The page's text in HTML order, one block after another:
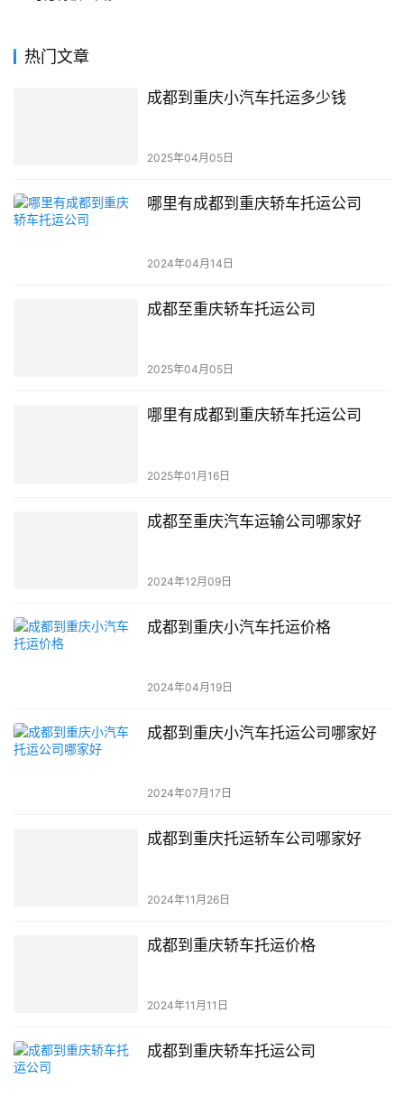
热门文章
成都到重庆小汽车托运多少钱
2025年04月05日
哪里有成都到重庆轿车托运公司
2024年04月14日
成都至重庆轿车托运公司
2025年04月05日
哪里有成都到重庆轿车托运公司
2025年01月16日
成都至重庆汽车运输公司哪家好
2024年12月09日
成都到重庆小汽车托运价格
2024年04月19日
成都到重庆小汽车托运公司哪家好
2024年07月17日
成都到重庆托运轿车公司哪家好
2024年11月26日
成都到重庆轿车托运价格
2024年11月11日
成都到重庆轿车托运公司